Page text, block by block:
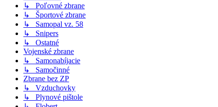
↳ Poľovné zbrane
↳ Športové zbrane
↳ Samopal vz. 58
↳ Snipers
↳ Ostatné
Vojenské zbrane
↳ Samonabíjacie
↳ Samočinné
Zbrane bez ZP
↳ Vzduchovky
↳ Plynové pištole